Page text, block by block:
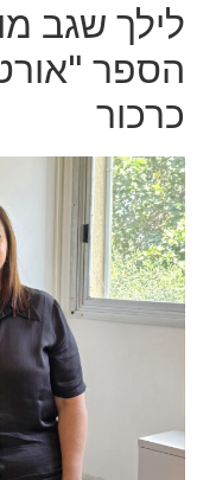
לילך שגב
הספר
כרכור